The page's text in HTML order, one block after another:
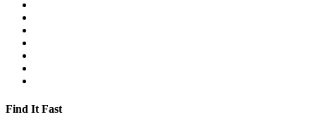
Find It Fast